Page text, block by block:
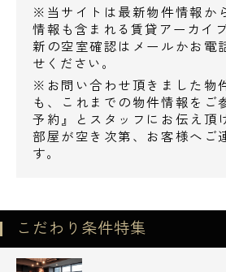
■周辺環境■
・郵便局まで徒歩４分
・セブンイレブンまで徒歩５
・戸越公園まで徒歩７分
※当サイトは最新物件情報か
情報も含まれる賃貸アーカイ
新の空室確認はメールかお電
せください。
※お問い合わせ頂きました物
も、これまでの物件情報をご
予約』とスタッフにお伝え頂
部屋が空き次第、お客様へご
す。
こだわり条件特集